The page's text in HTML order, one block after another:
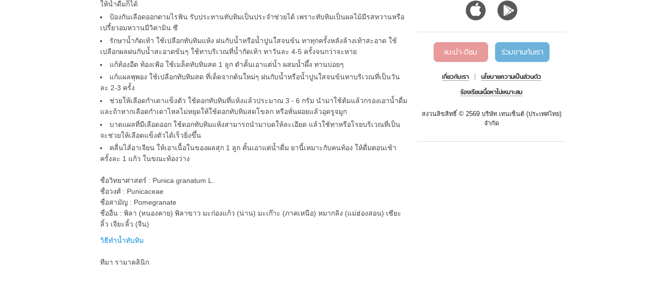
ให้น้ำดื่มก็ได้
ป้องกันเลือดออกตามไรฟัน รับประทานทับทิมเป็นประจำช่วยได้ เพราะทับทิมเป็นผลไม้มีรสหวานหรือ
เปรี้ยวอมหวานมีวิตามิน ซี
รักษาน้ำกัดเท้า ใช้เปลือกทับทิมแห้ง ฝนกับน้ำหรือน้ำปูนใสจนข้น ทาทุกครั้งหลังล้างเท้าสะอาด ใช้
เปลือกผลฝนกับน้ำสะอาดข้นๆ ใช้ทาบริเวณที่น้ำกัดเท้า ทาวันละ 4-5 ครั้งจนกว่าจะหาย
แก้ท้องอืด ท้องเฟ้อ ใช้เมล็ดทับทิมสด 1 ลูก ตำคั้นเอาแต่น้ำ ผสมน้ำผึ้ง ทานบ่อยๆ
แก้แผลพุพอง ใช้เปลือกทับทิมสด ที่เด็ดจากต้นใหม่ๆ ฝนกับน้ำหรือน้ำปูนใสจนข้นทาบริเวณที่เป็นวัน
ละ 2-3 ครั้ง
ช่วยให้เลือดกำเดาแข็งตัว ใช้ดอกทับทิมที่แห้งแล้วประมาณ 3 - 6 กรัม นำมาใช้ต้มแล้วกรองเอาน้ำดื่ม
และถ้าหากเลือดกำเดาไหลไม่หยุดให้ใช้ดอกทับทิมสดโขลก หรือหั่นฝอยแล้วอุดรูจมูก
บาดแผลที่มีเลือดออก ใช้ดอกทับทิมแห้งสามารถนำมาบดให้ละเอียด แล้วใช้ทาหรือโรยบริเวณที่เป็น
จะช่วยให้เลือดแข็งตัวได้เร็วยิ่งขึ้น
คลื่นไส้อาเจียน ให้เอาเนื้อในของผลสุก 1 ลูก คั้นเอาแต่น้ำดื่ม ยานี้เหมาะกับคนท้อง ให้ดื่มตอนเช้า
ครั้งละ 1 แก้ว ในขณะท้องว่าง
ชื่อวิทยาศาสตร์ : Punica granatum L.
ชื่อวงศ์ : Punicaceae
ชื่อสามัญ : Pomegranate
ชื่ออื่น : พิลา (หนองคาย) พิลาขาว มะก่องแก้ว (น่าน) มะเก๊าะ (ภาคเหนือ) หมากลิง (แม่ฮ่องสอน) เซียะ
ลิ้ว เจียะลิ้ว (จีน)
วิธีทำน้ำทับทิม
ทีมา รามาคลินิก
แนะนำ-ติชม ร่วมงานกับเรา
เกี่ยวกับเรา
นโยบายความเป็นส่วนตัว
ร้องเรียนเนื้อหาไม่เหมาะสม
สงวนลิขสิทธิ์ © 2569 บริษัท เทนเซ็นต์ (ประเทศไทย)
จำกัด